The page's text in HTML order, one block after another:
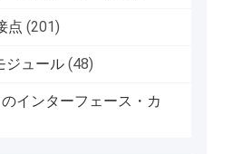
点 (201)
ジュール (48)
インターフェース・カ